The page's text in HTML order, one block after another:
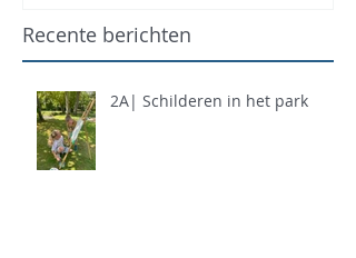
Recente berichten
2A| Schilderen in het park